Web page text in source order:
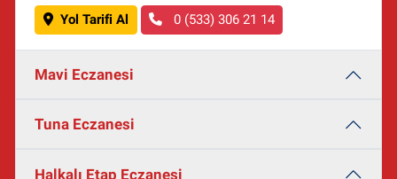
Yol Tarifi Al 0 (533) 306 21 14
Mavi Eczanesi
Tuna Eczanesi
Halkalı Etap Eczanesi